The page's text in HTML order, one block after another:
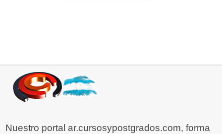
Nuestro portal ar.cursosypostgrados.com, forma